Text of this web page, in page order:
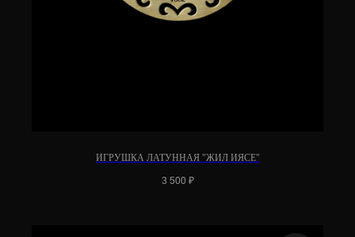
ИГРУШКА ЛАТУННАЯ "ЖИЛ ИЯСЕ"
3 500 ₽